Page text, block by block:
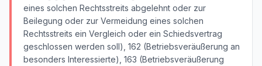
eines solchen Rechtsstreits abgelehnt oder zur
Beilegung oder zur Vermeidung eines solchen
Rechtsstreits ein Vergleich oder ein Schiedsvertrag
geschlossen werden soll), 162 (Betriebsveräußerung an
besonders Interessierte), 163 (Betriebsveräußerung